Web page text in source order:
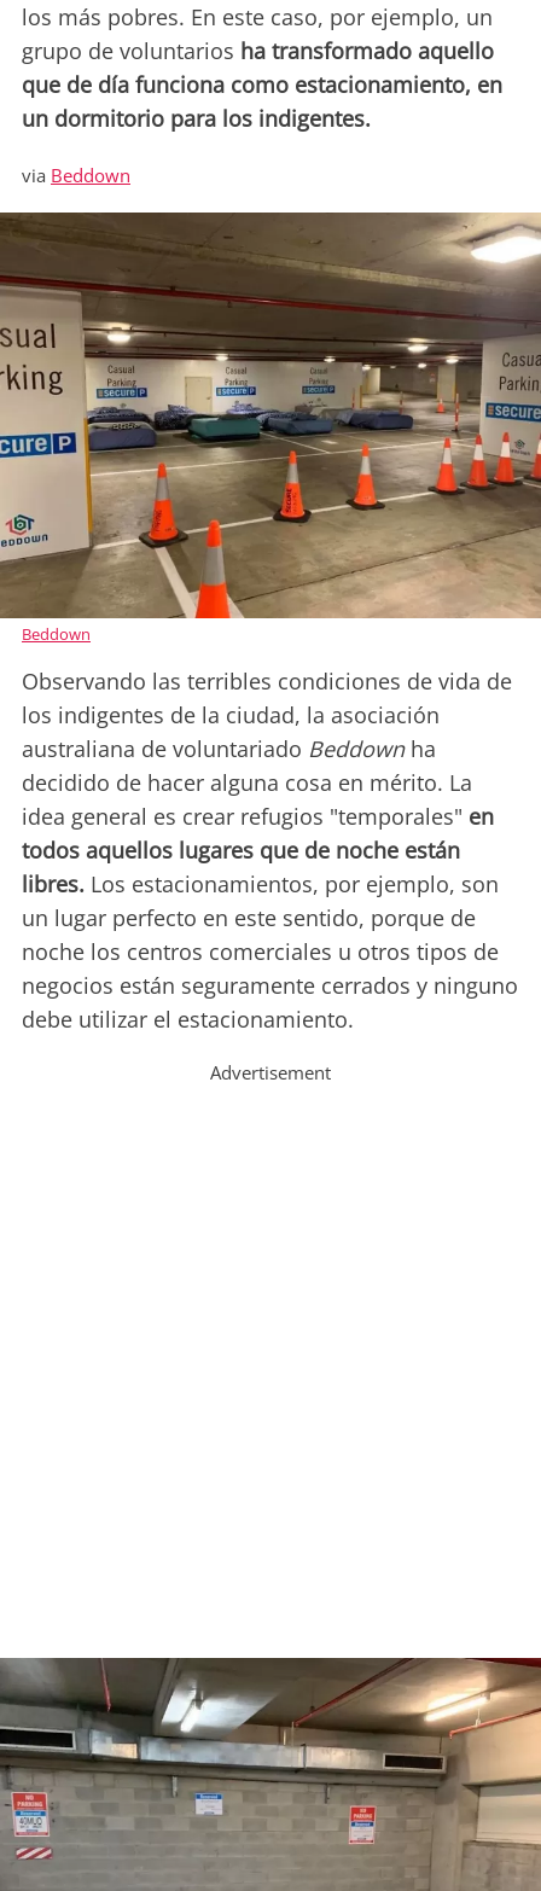
los más pobres. En este caso, por ejemplo, un
grupo de voluntarios ha transformado aquello
que de día funciona como estacionamiento, en
un dormitorio para los indigentes.
via Beddown
Beddown
Observando las terribles condiciones de vida de
los indigentes de la ciudad, la asociación
australiana de voluntariado Beddown ha
decidido de hacer alguna cosa en mérito. La
idea general es crear refugios "temporales" en
todos aquellos lugares que de noche están
libres. Los estacionamientos, por ejemplo, son
un lugar perfecto en este sentido, porque de
noche los centros comerciales u otros tipos de
negocios están seguramente cerrados y ninguno
debe utilizar el estacionamiento.
Advertisement